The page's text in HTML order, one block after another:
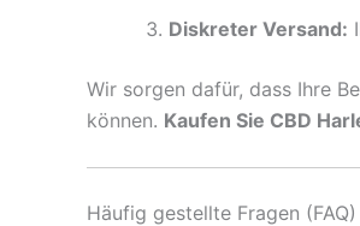
Diskreter Versand:
Wir sorgen dafür, dass Ihre
können. Kaufen Sie CBD
Häufig gestellte Fragen